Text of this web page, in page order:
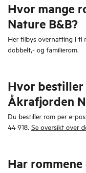
Hvor mange
Nature B&B?
Her tilbys overnatting i ti
dobbelt,- og familierom.
Hvor
Åkrafjorden
Du bestiller rom per e-
44 918. Se oversikt over
Har